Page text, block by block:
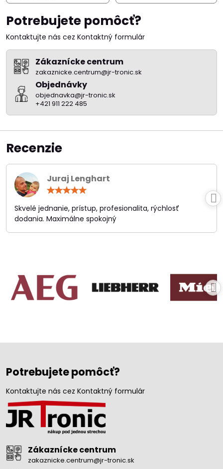
Potrebujete pomôcť?
Kontaktujte nás cez Kontaktný formulár
Zákaznícke centrum
zakaznicke.centrum@jr-tronic.sk
Objednávky
objednavka@jr-tronic.sk
+421 911 222 485
Recenzie
Juraj Lenghart
/
5
Skvelé jednanie, prístup, profesionalita, rýchlosť
dodania. Maximálne spokojný
Potrebujete pomôcť?
Kontaktujte nás cez Kontaktný formulár
Zákaznícke centrum
zakaznicke.centrum@jr-tronic.sk